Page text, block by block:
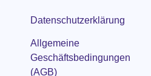
Datenschutzerklärung
Allgemeine
Geschäftsbedingungen
(AGB)